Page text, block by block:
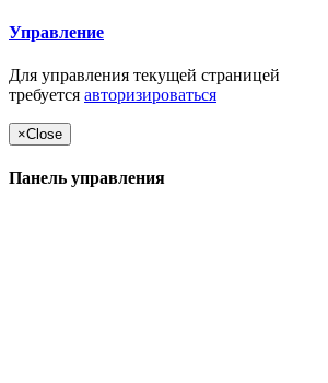
Управление
Для управления текущей страницей
требуется авторизироваться
×Close
Панель управления